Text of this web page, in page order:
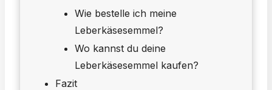
Wie bestelle ich meine
Leberkäsesemmel?
Wo kannst du deine
Leberkäsesemmel kaufen?
Fazit